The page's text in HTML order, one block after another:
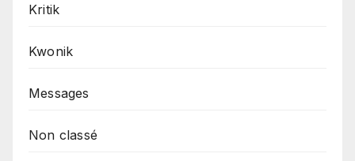
Kritik
Kwonik
Messages
Non classé